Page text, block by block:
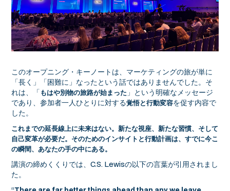
このオープニング・キーノートは、マーケティングの旅が単に
「長く」「困難に」なったという話ではありませんでした。そ
れは、「もはや別物の旅路が始まった 」という明確なメッセージ
であり、参加者一人ひとりに対する覚悟と行動変容を促す内容で
した。
これまでの延長線上に未来はない。新たな視座、新たな習慣、そして
自己変革が必要だ。そのためのインサイトと行動計画は、すでに今こ
の瞬間、あなたの手の中にある。
講演の締めくくりでは、C.S. Lewisの以下の言葉が引用されまし
た。